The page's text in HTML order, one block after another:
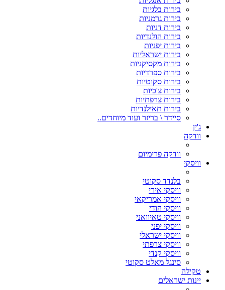
בירות בלגיות
בירות גרמניות
בירות דניות
בירות הולנדיות
בירות יפניות
בירות ישראליות
בירות מקסיקניות
בירות ספרדיות
בירות סקוטיות
בירות צ'כיות
בירות צרפתיות
בירות תאילנדיות
סיידר \ בריזר ועוד מיוחדים..
ג'ין
וודקה
וודקה פרימיום
וויסקי
בלנדד סקוטי
וויסקי אירי
וויסקי אמריקאי
וויסקי הודי
וויסקי טאיוואני
וויסקי יפני
וויסקי ישראלי
וויסקי צרפתי
וויסקי קנדי
סינגל מאלט סקוטי
טקילה
יינות ישראלים